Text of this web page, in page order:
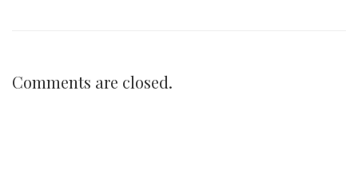
Comments are closed.